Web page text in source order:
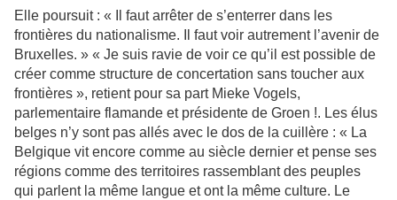
Elle poursuit : « Il faut arrêter de s’enterrer dans les
frontières du nationalisme. Il faut voir autrement l’avenir de
Bruxelles. » « Je suis ravie de voir ce qu’il est possible de
créer comme structure de concertation sans toucher aux
frontières », retient pour sa part Mieke Vogels,
parlementaire flamande et présidente de Groen !. Les élus
belges n’y sont pas allés avec le dos de la cuillère : « La
Belgique vit encore comme au siècle dernier et pense ses
régions comme des territoires rassemblant des peuples
qui parlent la même langue et ont la même culture. Le